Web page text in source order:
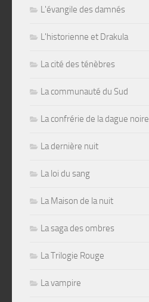
L'évangile des damnés
L'historienne et Drakula
La cité des ténèbres
La communauté du Sud
La confrérie de la dague noire
La dernière nuit
La loi du sang
La Maison de la nuit
La saga des ombres
La Trilogie Rouge
La vampire